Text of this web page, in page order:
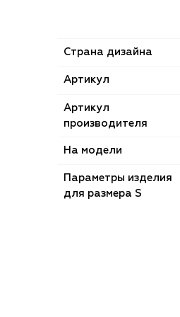
Страна дизайна
Артикул
Артикул
производителя
На модели
Параметры изделия
для размера S